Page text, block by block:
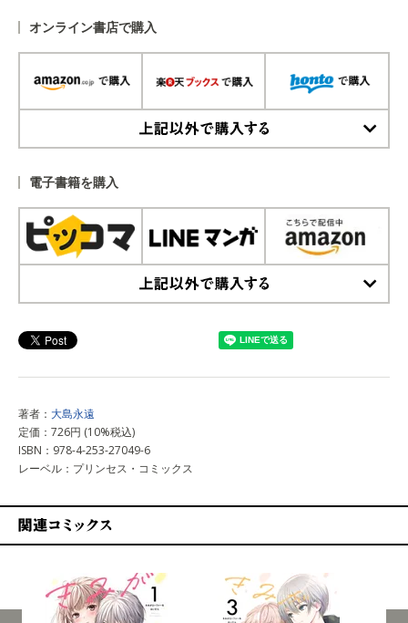
オンライン書店で購入
電子書籍を購入
著者： 大島永遠
定価：726円 (10%税込)
ISBN：978-4-253-27049-6
レーベル：プリンセス・コミックス